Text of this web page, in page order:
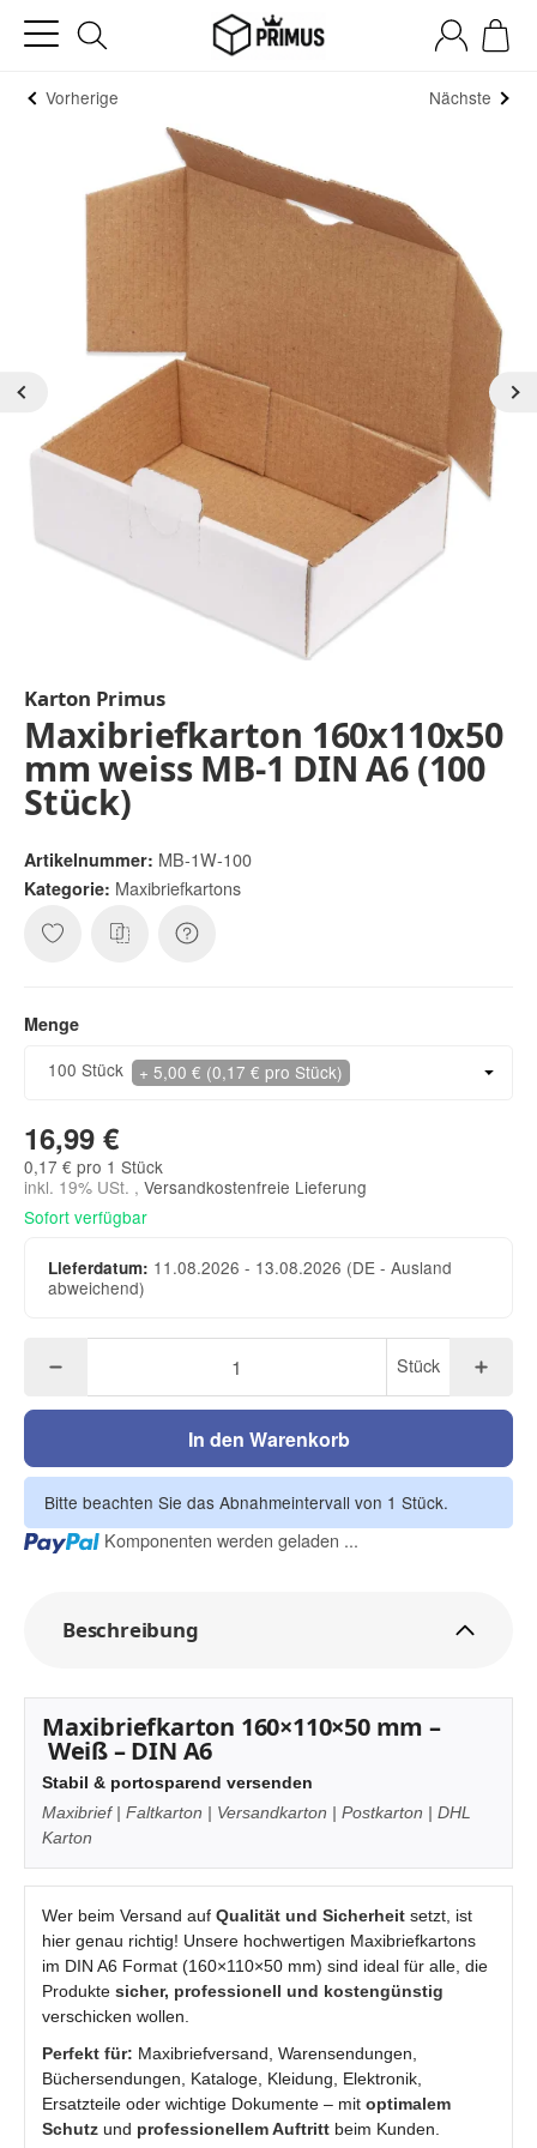
Vorherige Nächste
Karton Primus
Maxibriefkarton 160x110x50
mm weiss MB-1 DIN A6 (100
Stück)
Artikelnummer: MB-1W-100
Kategorie: Maxibriefkartons
Menge
100 Stück + 5,00 € (0,17 € pro Stück)
16,99 €
0,17 € pro 1 Stück
inkl. 19% USt. , Versandkostenfreie Lieferung
Sofort verfügbar
Lieferdatum: 11.08.2026 - 13.08.2026 (DE - Ausland
abweichend)
Stück
In den Warenkorb
Bitte beachten Sie das Abnahmeintervall von 1 Stück.
Loading... Komponenten werden geladen ...
Beschreibung
Maxibriefkarton 160×110×50 mm –
Weiß – DIN A6
Stabil & portosparend versenden
Maxibrief | Faltkarton | Versandkarton | Postkarton | DHL
Karton
Wer beim Versand auf Qualität und Sicherheit setzt, ist
hier genau richtig! Unsere hochwertigen Maxibriefkartons
im DIN A6 Format (160×110×50 mm) sind ideal für alle, die
Produkte sicher, professionell und kostengünstig
verschicken wollen.
Perfekt für: Maxibriefversand, Warensendungen,
Büchersendungen, Kataloge, Kleidung, Elektronik,
Ersatzteile oder wichtige Dokumente – mit optimalem
Schutz und professionellem Auftritt beim Kunden.